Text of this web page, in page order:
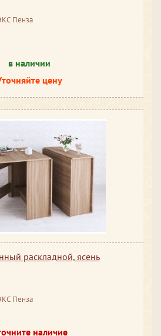
Пенза
в наличии
цену
раскладной, ясень
Пенза
наличие